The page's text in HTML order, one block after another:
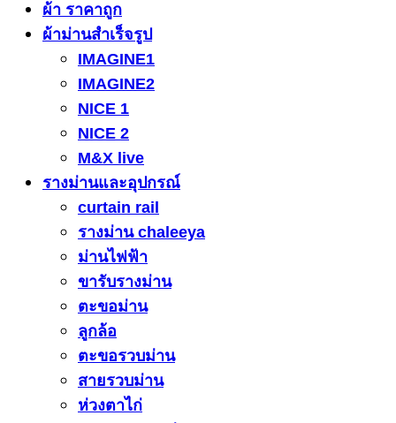
ผ้า ราคาถูก
ผ้าม่านสำเร็จรูป
IMAGINE1
IMAGINE2
NICE 1
NICE 2
M&X live
รางม่านและอุปกรณ์
curtain rail
รางม่าน chaleeya
ม่านไฟฟ้า
ขารับรางม่าน
ตะขอม่าน
ลูกล้อ
ตะขอรวบม่าน
สายรวบม่าน
ห่วงตาไก่